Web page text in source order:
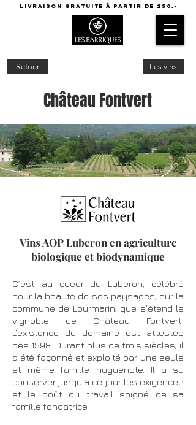
LIVRAISON GRATUITE à partir de 250.-
Retour Les vins
Château Fontvert
Vins AOP Luberon en agriculture
biologique et biodynamique
C’est au coeur du Luberon, célébré
pour la beauté de ses paysages, sur la
commune de Lourmarin, que s’étend le
vignoble de Château Fontvert.
L’existence du domaine est attestée
dès 1598. Durant plus de trois siècles, il
a été façonné et exploité par une seule
et même famille huguenote. Il a su
conserver jusqu’à ce jour les exigences
et le goût du travail soigné de sa
famille fondatrice.